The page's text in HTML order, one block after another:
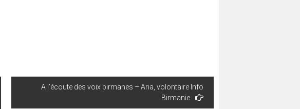
A l’écoute des voix birmanes – Aria, volontaire Info
Birmanie